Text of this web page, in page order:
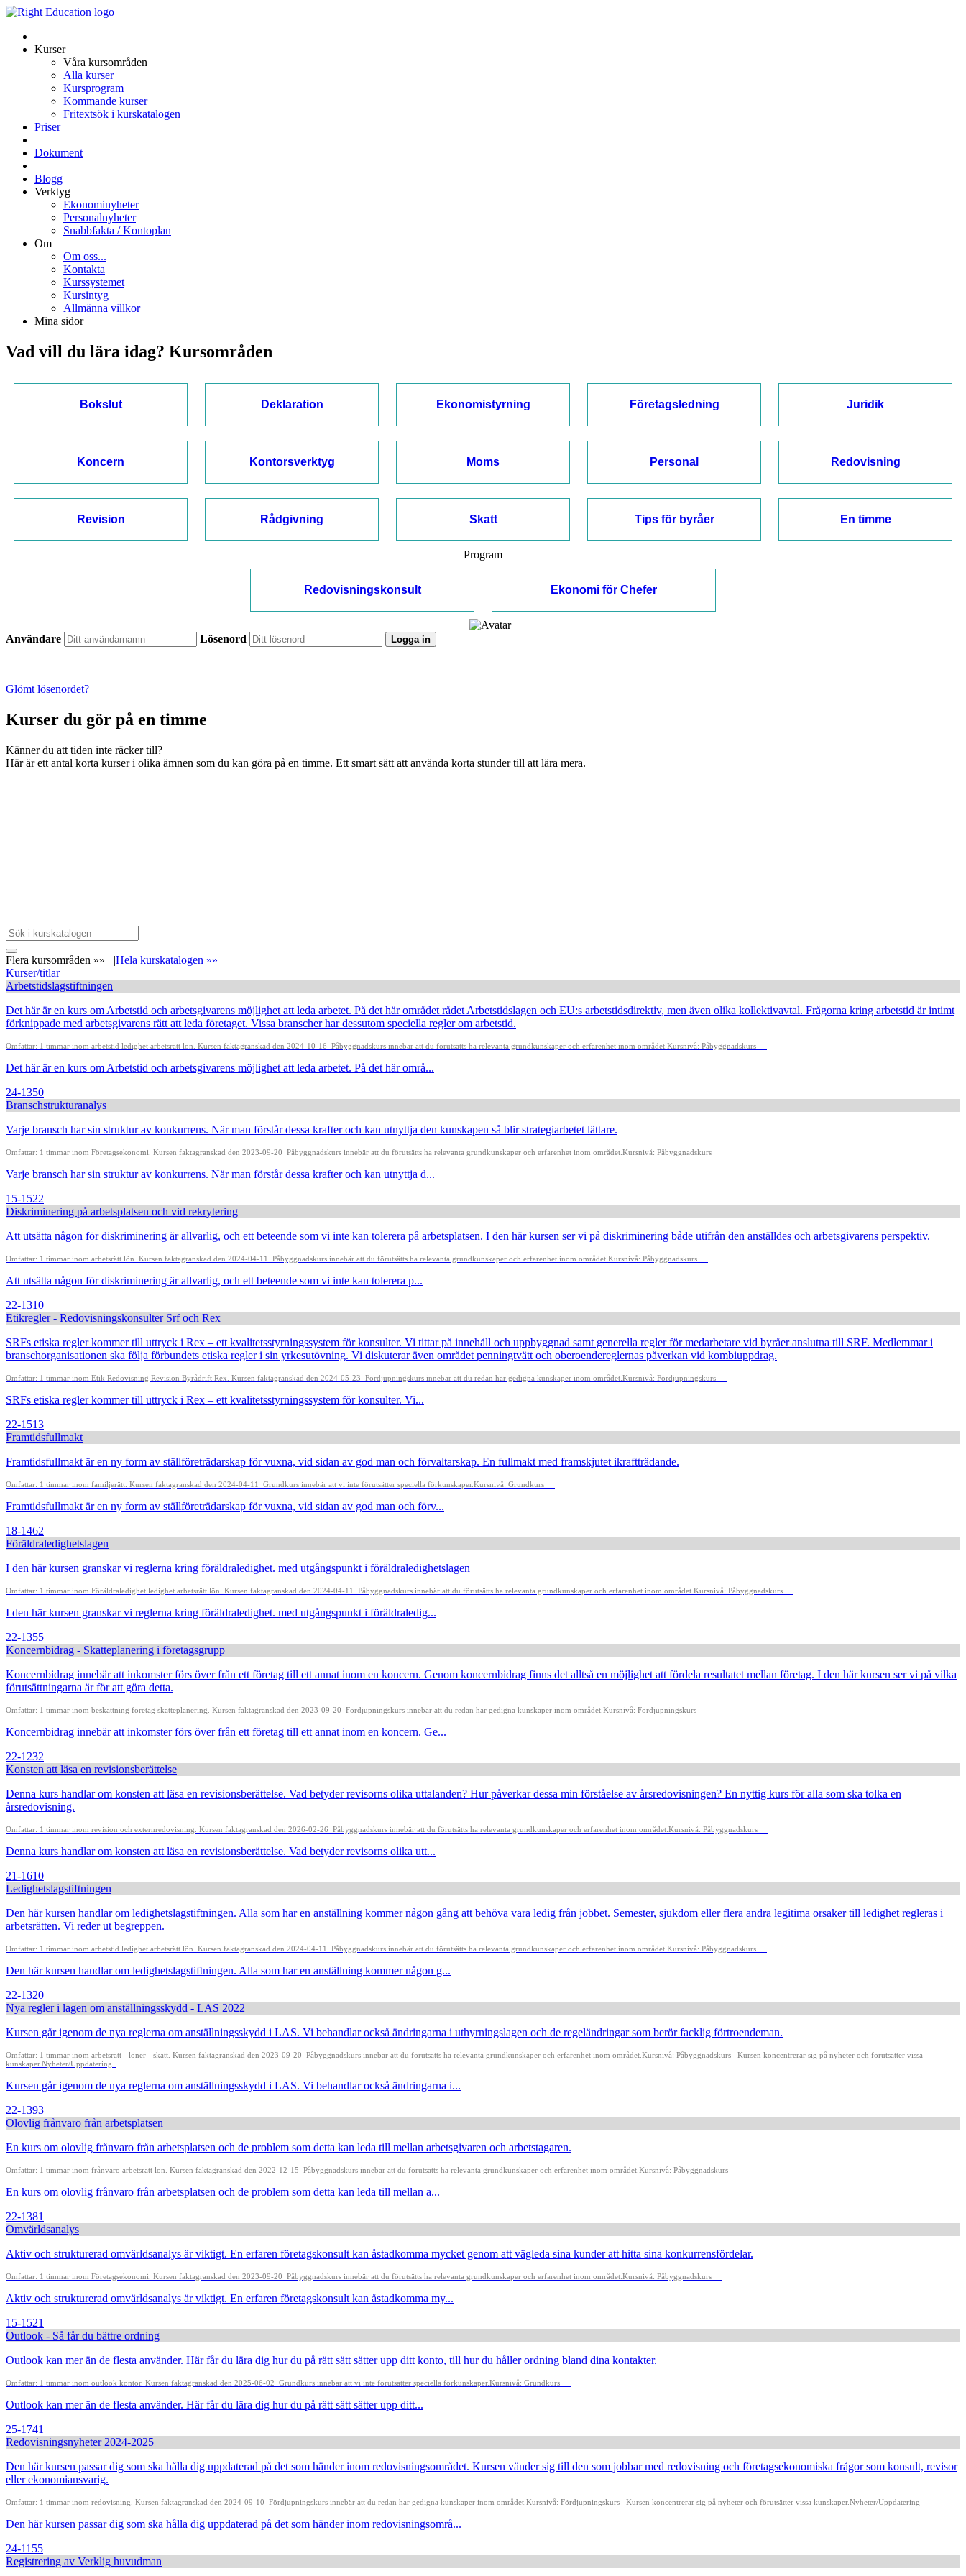
Kurser
Våra kursområden
Alla kurser
Kursprogram
Kommande kurser
Fritextsök i kurskatalogen
Priser
Dokument
Blogg
Verktyg
Ekonominyheter
Personalnyheter
Snabbfakta / Kontoplan
Om
Om oss...
Kontakta
Kurssystemet
Kursintyg
Allmänna villkor
Mina sidor
Vad vill du lära idag? Kursområden
Bokslut Deklaration Ekonomistyrning Företagsledning Juridik
Koncern Kontorsverktyg Moms Personal Redovisning
Revision Rådgivning Skatt Tips för byråer En timme
Program
Redovisningskonsult Ekonomi för Chefer
Användare Lösenord Logga in
Glömt lösenordet?
Kurser du gör på en timme
Känner du att tiden inte räcker till?
Här är ett antal korta kurser i olika ämnen som du kan göra på en timme. Ett smart sätt att använda korta stunder till att lära mera.
Flera kursområden »» |Hela kurskatalogen »»
Kurser/titlar
Arbetstidslagstiftningen
Det här är en kurs om Arbetstid och arbetsgivarens möjlighet att leda arbetet. På det här området rådet Arbetstidslagen och EU:s arbetstidsdirektiv, men även olika kollektivavtal. Frågorna kring arbetstid är intimt
förknippade med arbetsgivarens rätt att leda företaget. Vissa branscher har dessutom speciella regler om arbetstid.
Omfattar: 1 timmar inom arbetstid ledighet arbetsrätt lön. Kursen faktagranskad den 2024-10-16 Påbyggnadskurs innebär att du förutsätts ha relevanta grundkunskaper och erfarenhet inom området. Kursnivå: Påbyggnadskurs
Det här är en kurs om Arbetstid och arbetsgivarens möjlighet att leda arbetet. På det här områ...
24-1350
Branschstrukturanalys
Varje bransch har sin struktur av konkurrens. När man förstår dessa krafter och kan utnyttja den kunskapen så blir strategiarbetet lättare.
Omfattar: 1 timmar inom Företagsekonomi. Kursen faktagranskad den 2023-09-20 Påbyggnadskurs innebär att du förutsätts ha relevanta grundkunskaper och erfarenhet inom området. Kursnivå: Påbyggnadskurs
Varje bransch har sin struktur av konkurrens. När man förstår dessa krafter och kan utnyttja d...
15-1522
Diskriminering på arbetsplatsen och vid rekrytering
Att utsätta någon för diskriminering är allvarlig, och ett beteende som vi inte kan tolerera på arbetsplatsen. I den här kursen ser vi på diskriminering både utifrån den anställdes och arbetsgivarens perspektiv.
Omfattar: 1 timmar inom arbetsrätt lön. Kursen faktagranskad den 2024-04-11 Påbyggnadskurs innebär att du förutsätts ha relevanta grundkunskaper och erfarenhet inom området. Kursnivå: Påbyggnadskurs
Att utsätta någon för diskriminering är allvarlig, och ett beteende som vi inte kan tolerera p...
22-1310
Etikregler - Redovisningskonsulter Srf och Rex
SRFs etiska regler kommer till uttryck i Rex – ett kvalitetsstyrningssystem för konsulter. Vi tittar på innehåll och uppbyggnad samt generella regler för medarbetare vid byråer anslutna till SRF. Medlemmar i
branschorganisationen ska följa förbundets etiska regler i sin yrkesutövning. Vi diskuterar även området penningtvätt och oberoendereglernas påverkan vid kombiuppdrag.
Omfattar: 1 timmar inom Etik Redovisning Revision Byrådrift Rex. Kursen faktagranskad den 2024-05-23 Fördjupningskurs innebär att du redan har gedigna kunskaper inom området. Kursnivå: Fördjupningskurs
SRFs etiska regler kommer till uttryck i Rex – ett kvalitetsstyrningssystem för konsulter. Vi...
22-1513
Framtidsfullmakt
Framtidsfullmakt är en ny form av ställföreträdarskap för vuxna, vid sidan av god man och förvaltarskap. En fullmakt med framskjutet ikraftträdande.
Omfattar: 1 timmar inom familjerätt. Kursen faktagranskad den 2024-04-11 Grundkurs innebär att vi inte förutsätter speciella förkunskaper.Kursnivå: Grundkurs
Framtidsfullmakt är en ny form av ställföreträdarskap för vuxna, vid sidan av god man och förv...
18-1462
Föräldraledighetslagen
I den här kursen granskar vi reglerna kring föräldraledighet. med utgångspunkt i föräldraledighetslagen
Omfattar: 1 timmar inom Föräldraledighet ledighet arbetsrätt lön. Kursen faktagranskad den 2024-04-11 Påbyggnadskurs innebär att du förutsätts ha relevanta grundkunskaper och erfarenhet inom området. Kursnivå: Påbyggnadskurs
I den här kursen granskar vi reglerna kring föräldraledighet. med utgångspunkt i föräldraledig...
22-1355
Koncernbidrag - Skatteplanering i företagsgrupp
Koncernbidrag innebär att inkomster förs över från ett företag till ett annat inom en koncern. Genom koncernbidrag finns det alltså en möjlighet att fördela resultatet mellan företag. I den här kursen ser vi på vilka
förutsättningarna är för att göra detta.
Omfattar: 1 timmar inom beskattning företag skatteplanering. Kursen faktagranskad den 2023-09-20 Fördjupningskurs innebär att du redan har gedigna kunskaper inom området. Kursnivå: Fördjupningskurs
Koncernbidrag innebär att inkomster förs över från ett företag till ett annat inom en koncern. Ge...
22-1232
Konsten att läsa en revisionsberättelse
Denna kurs handlar om konsten att läsa en revisionsberättelse. Vad betyder revisorns olika uttalanden? Hur påverkar dessa min förståelse av årsredovisningen? En nyttig kurs för alla som ska tolka en
årsredovisning.
Omfattar: 1 timmar inom revision och externredovisning. Kursen faktagranskad den 2026-02-26 Påbyggnadskurs innebär att du förutsätts ha relevanta grundkunskaper och erfarenhet inom området. Kursnivå: Påbyggnadskurs
Denna kurs handlar om konsten att läsa en revisionsberättelse. Vad betyder revisorns olika utt...
21-1610
Ledighetslagstiftningen
Den här kursen handlar om ledighetslagstiftningen. Alla som har en anställning kommer någon gång att behöva vara ledig från jobbet. Semester, sjukdom eller flera andra legitima orsaker till ledighet regleras i
arbetsrätten. Vi reder ut begreppen.
Omfattar: 1 timmar inom arbetstid ledighet arbetsrätt lön. Kursen faktagranskad den 2024-04-11 Påbyggnadskurs innebär att du förutsätts ha relevanta grundkunskaper och erfarenhet inom området. Kursnivå: Påbyggnadskurs
Den här kursen handlar om ledighetslagstiftningen. Alla som har en anställning kommer någon g...
22-1320
Nya regler i lagen om anställningsskydd - LAS 2022
Kursen går igenom de nya reglerna om anställningsskydd i LAS. Vi behandlar också ändringarna i uthyrningslagen och de regeländringar som berör facklig förtroendeman.
Omfattar: 1 timmar inom arbetsrätt - löner - skatt. Kursen faktagranskad den 2023-09-20 Påbyggnadskurs innebär att du förutsätts ha relevanta grundkunskaper och erfarenhet inom området. Kursnivå: Påbyggnadskurs
Kursen koncentrerar sig på nyheter och förutsätter vissa
kunskaper.Nyheter/Uppdatering
Kursen går igenom de nya reglerna om anställningsskydd i LAS. Vi behandlar också ändringarna i...
22-1393
Olovlig frånvaro från arbetsplatsen
En kurs om olovlig frånvaro från arbetsplatsen och de problem som detta kan leda till mellan arbetsgivaren och arbetstagaren.
Omfattar: 1 timmar inom frånvaro arbetsrätt lön. Kursen faktagranskad den 2022-12-15 Påbyggnadskurs innebär att du förutsätts ha relevanta grundkunskaper och erfarenhet inom området. Kursnivå: Påbyggnadskurs
En kurs om olovlig frånvaro från arbetsplatsen och de problem som detta kan leda till mellan a...
22-1381
Omvärldsanalys
Aktiv och strukturerad omvärldsanalys är viktigt. En erfaren företagskonsult kan åstadkomma mycket genom att vägleda sina kunder att hitta sina konkurrensfördelar.
Omfattar: 1 timmar inom Företagsekonomi. Kursen faktagranskad den 2023-09-20 Påbyggnadskurs innebär att du förutsätts ha relevanta grundkunskaper och erfarenhet inom området. Kursnivå: Påbyggnadskurs
Aktiv och strukturerad omvärldsanalys är viktigt. En erfaren företagskonsult kan åstadkomma my...
15-1521
Outlook - Så får du bättre ordning
Outlook kan mer än de flesta använder. Här får du lära dig hur du på rätt sätt sätter upp ditt konto, till hur du håller ordning bland dina kontakter.
Omfattar: 1 timmar inom outlook kontor. Kursen faktagranskad den 2025-06-02 Grundkurs innebär att vi inte förutsätter speciella förkunskaper.Kursnivå: Grundkurs
Outlook kan mer än de flesta använder. Här får du lära dig hur du på rätt sätt sätter upp ditt...
25-1741
Redovisningsnyheter 2024-2025
Den här kursen passar dig som ska hålla dig uppdaterad på det som händer inom redovisningsområdet. Kursen vänder sig till den som jobbar med redovisning och företagsekonomiska frågor som konsult, revisor
eller ekonomiansvarig.
Omfattar: 1 timmar inom redovisning. Kursen faktagranskad den 2024-09-10 Fördjupningskurs innebär att du redan har gedigna kunskaper inom området. Kursnivå: Fördjupningskurs Kursen koncentrerar sig på nyheter och förutsätter vissa kunskaper.Nyheter/Uppdatering
Den här kursen passar dig som ska hålla dig uppdaterad på det som händer inom redovisningsområ...
24-1155
Registrering av Verklig huvudman